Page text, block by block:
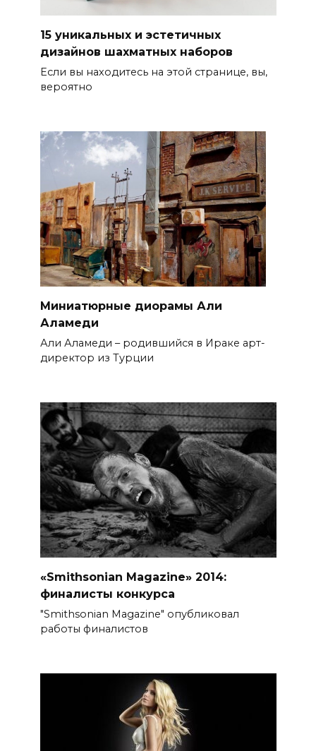
15 уникальных и эстетичных
дизайнов шахматных наборов
Если вы находитесь на этой странице, вы,
вероятно
Миниатюрные диорамы Али
Аламеди
Али Аламеди – родившийся в Ираке арт-
директор из Турции
«Smithsonian Magazine» 2014:
финалисты конкурса
"Smithsonian Magazine" опубликовал
работы финалистов